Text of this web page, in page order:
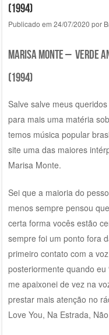
(1994)
Publicado em 24/07/2020 por
marisa monte – verde
(1994)
Salve salve meus
para mais uma matéria
temos música popular
site uma das maiores
Marisa Monte.
Sei que a maioria do
menos sempre pensou
certa forma vocês estão
sempre foi um ponto fora
primeiro contato com a
posteriormente quando eu
me apaixonei de vez na
prestar mais atenção no
Love You, Na Estrada,